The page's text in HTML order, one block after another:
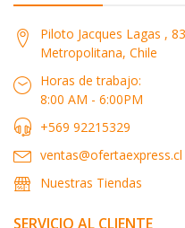
Piloto Jacques Lagas ,
Metropolitana, Chile
Horas de trabajo:
8:00 AM - 6:00PM
+569 92215329
ventas@ofertaexpress.cl
Nuestras Tiendas
SERVICIO AL CLIENTE